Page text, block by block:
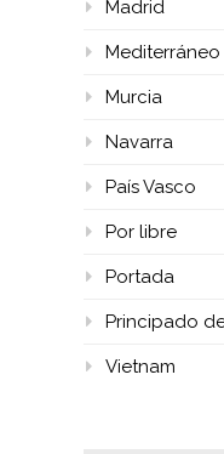
Madrid
Mediterráneo
Murcia
Navarra
País Vasco
Por libre
Portada
Principado
Vietnam